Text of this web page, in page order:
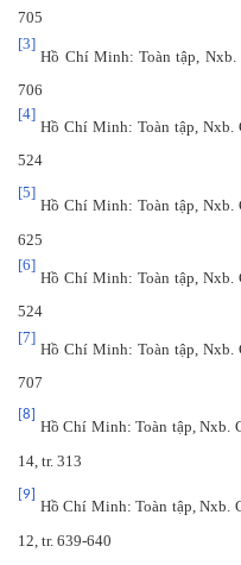
705
[3]
Hồ Chí Minh: Toàn tập,
706
[4]
Hồ Chí Minh: Toàn tập, Nxb.
524
[5]
Hồ Chí Minh: Toàn tập, Nxb.
625
[6]
Hồ Chí Minh: Toàn tập, Nxb.
524
[7]
Hồ Chí Minh: Toàn tập, Nxb.
707
[8]
Hồ Chí Minh: Toàn tập, Nxb.
14, tr. 313
[9]
Hồ Chí Minh: Toàn tập, Nxb.
12, tr. 639-640